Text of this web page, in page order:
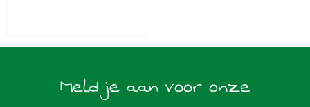
Meld je aan voor onze